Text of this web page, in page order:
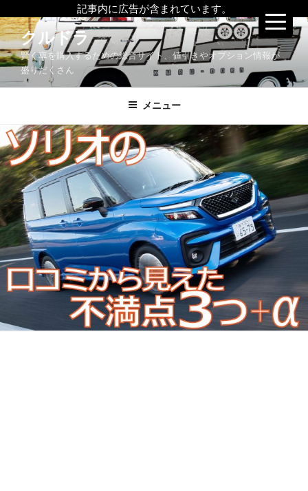
記事内に広告が含まれています。
コ
ン
テ
ツ
キ
ッ
プ
クルドラ
賢く車を購入するための総合サイト、値引きやオプション情報が
盛りだくさん
メニュー